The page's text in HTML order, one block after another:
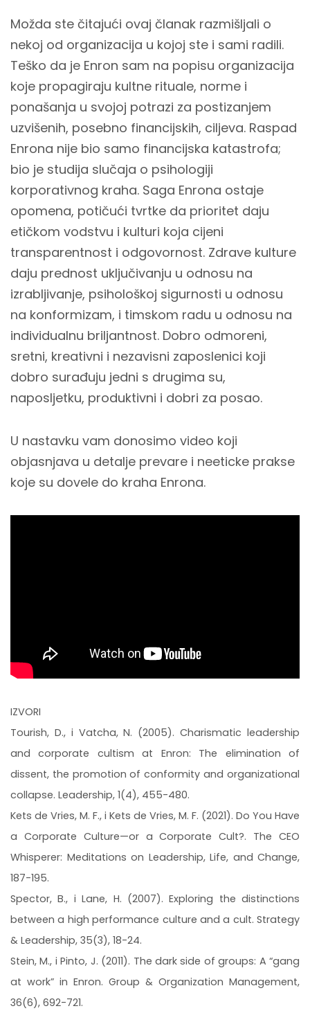
Možda ste čitajući ovaj članak razmišljali o
nekoj od organizacija u kojoj ste i sami radili.
Teško da je Enron sam na popisu organizacija
koje propagiraju kultne rituale, norme i
ponašanja u svojoj potrazi za postizanjem
uzvišenih, posebno financijskih, ciljeva. Raspad
Enrona nije bio samo financijska katastrofa;
bio je studija slučaja o psihologiji
korporativnog kraha. Saga Enrona ostaje
opomena, potičući tvrtke da prioritet daju
etičkom vodstvu i kulturi koja cijeni
transparentnost i odgovornost. Zdrave kulture
daju prednost uključivanju u odnosu na
izrabljivanje, psihološkoj sigurnosti u odnosu
na konformizam, i timskom radu u odnosu na
individualnu briljantnost. Dobro odmoreni,
sretni, kreativni i nezavisni zaposlenici koji
dobro surađuju jedni s drugima su,
naposljetku, produktivni i dobri za posao.
U nastavku vam donosimo video koji
objasnjava u detalje prevare i neeticke prakse
koje su dovele do kraha Enrona.
IZVORI
Tourish, D., i Vatcha, N. (2005). Charismatic leadership
and corporate cultism at Enron: The elimination of
dissent, the promotion of conformity and organizational
collapse. Leadership, 1(4), 455-480.
Kets de Vries, M. F., i Kets de Vries, M. F. (2021). Do You Have
a Corporate Culture—or a Corporate Cult?. The CEO
Whisperer: Meditations on Leadership, Life, and Change,
187-195.
Spector, B., i Lane, H. (2007). Exploring the distinctions
between a high performance culture and a cult. Strategy
& Leadership, 35(3), 18-24.
Stein, M., i Pinto, J. (2011). The dark side of groups: A “gang
at work” in Enron. Group & Organization Management,
36(6), 692-721.